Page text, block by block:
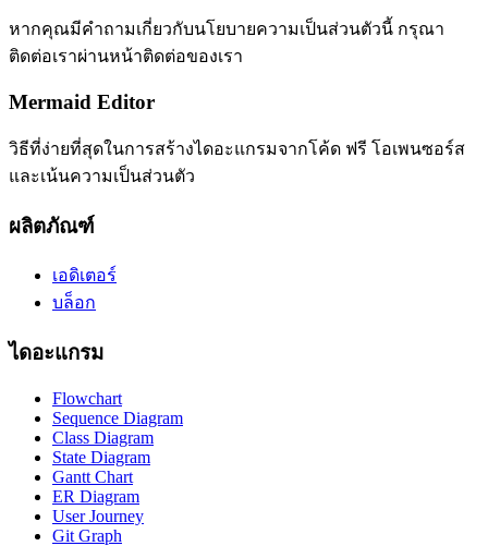
หากคุณมีคำถามเกี่ยวกับนโยบายความเป็นส่วนตัวนี้ กรุณา
ติดต่อเราผ่านหน้าติดต่อของเรา
Mermaid Editor
วิธีที่ง่ายที่สุดในการสร้างไดอะแกรมจากโค้ด ฟรี โอเพนซอร์ส
และเน้นความเป็นส่วนตัว
ผลิตภัณฑ์
เอดิเตอร์
บล็อก
ไดอะแกรม
Flowchart
Sequence Diagram
Class Diagram
State Diagram
Gantt Chart
ER Diagram
User Journey
Git Graph